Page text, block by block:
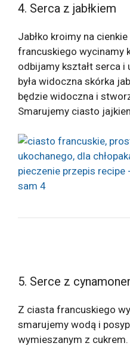
4. Serca z jabłkiem
Jabłko kroimy na
francuskiego wycinamy
odbijamy kształt serca i
była widoczna skórka
będzie widoczna i
Smarujemy ciasto
5. Serce z
Z ciasta francuskiego
smarujemy wodą i
wymieszanym z